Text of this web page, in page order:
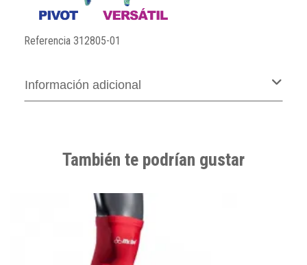
Referencia 312805-01
Información adicional
También te podrían gustar